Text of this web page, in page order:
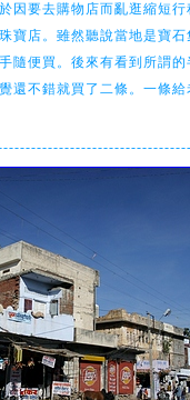
因要去購物店而亂逛縮短
寶店。雖然聽說當地是寶
隨便買。後來有看到所謂
還不錯就買了二條。一條